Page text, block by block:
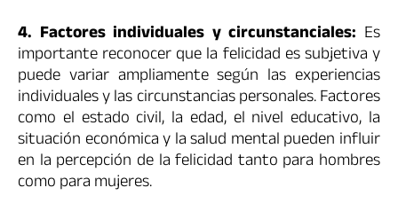
4. Factores individuales y circunstanciales: Es
importante reconocer que la felicidad es subjetiva y
puede variar ampliamente según las experiencias
individuales y las circunstancias personales. Factores
como el estado civil, la edad, el nivel educativo, la
situación económica y la salud mental pueden influir
en la percepción de la felicidad tanto para hombres
como para mujeres.